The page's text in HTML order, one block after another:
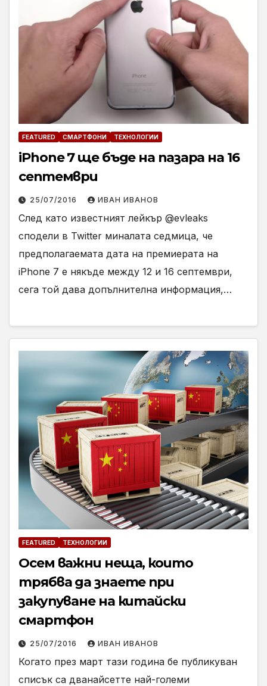
FEATURED СМАРТФОНИ ТЕХНОЛОГИИ
iPhone 7 ще бъде на пазара на 16
септември
25/07/2016 ИВАН ИВАНОВ
След като известният лейкър @evleaks
сподели в Twitter миналата седмица, че
предполагаемата дата на премиерата на
iPhone 7 е някъде между 12 и 16 септември,
сега той дава допълнителна информация,…
FEATURED ТЕХНОЛОГИИ
Осем важни неща, които
трябва да знаете при
закупуване на китайски
смартфон
25/07/2016 ИВАН ИВАНОВ
Когато през март тази година бе публикуван
списък са дванайсетте най-големи